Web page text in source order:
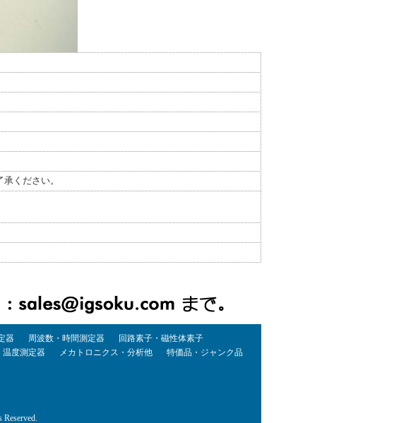
ください。
器 周波数・時間測定器
回路素子・磁性体素子
温度測定器 メカトロニクス・分析他 特価品・ジャンク品